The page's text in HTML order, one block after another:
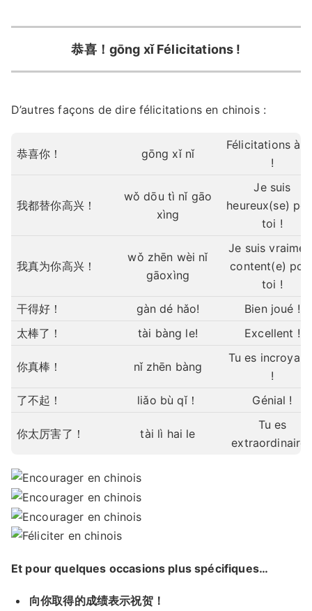
恭喜！gōng xǐ Félicitations !
D’autres façons de dire félicitations en chinois :
恭喜你！ gōng xǐ nǐ
Félicitations à
!
我都替你高兴！
wǒ dōu tì nǐ gāo
xìng
Je suis
heureux(se)
toi !
我真为你高兴！
wǒ zhēn wèi nǐ
gāoxìng
Je suis
content(e)
toi !
干得好！
gàn dé hǎo!
Bien joué !
太棒了！
tài bàng le! Excellent !
你真棒！ nǐ zhēn bàng
Tu es
!
了不起！
liǎo bù qǐ！ Génial !
你太厉害了！ tài lì hai le
Tu es
extraordinaire
Et pour quelques occasions plus spécifiques…
向你取得的成绩表示祝贺！